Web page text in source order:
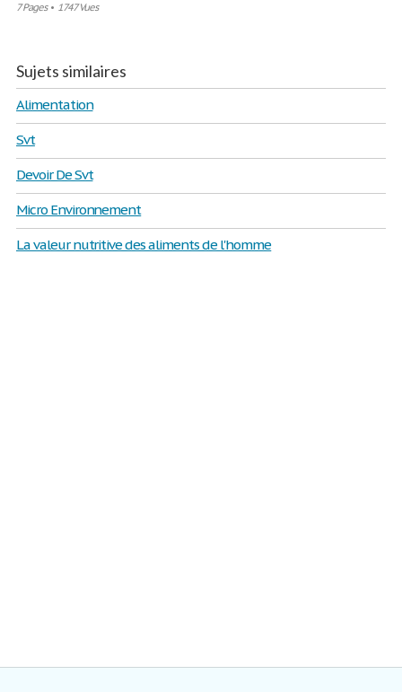
7 Pages• 1747 Vues
Sujets similaires
Alimentation
Svt
Devoir De Svt
Micro Environnement
La valeur nutritive des aliments de l'homme